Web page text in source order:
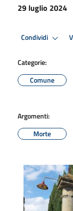
29 luglio 2024
Condividi
Categorie:
Comune
Argomenti:
Morte